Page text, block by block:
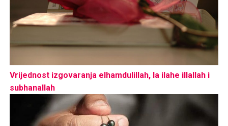
Vrijednost izgovaranja elhamdulillah, la ilahe illallah i
subhanallah